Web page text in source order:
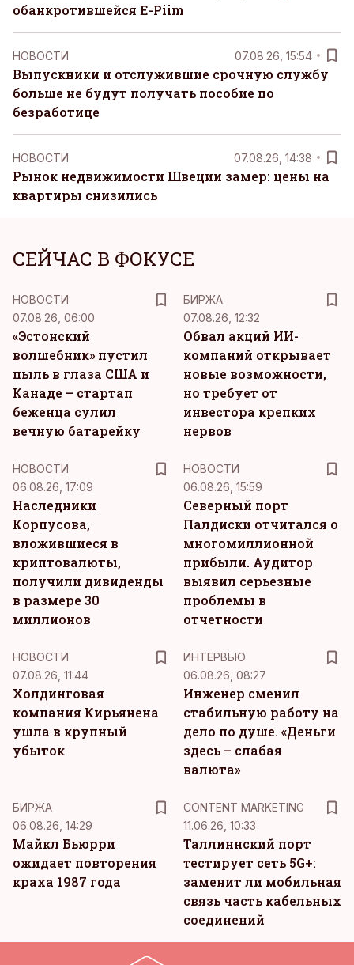
обанкротившейся E-Piim
НОВОСТИ 07.08.26, 15:54
Выпускники и отслужившие срочную службу
больше не будут получать пособие по
безработице
НОВОСТИ 07.08.26, 14:38
Рынок недвижимости Швеции замер: цены на
квартиры снизились
СЕЙЧАС В ФОКУСЕ
НОВОСТИ
07.08.26, 06:00
«Эстонский
волшебник» пустил
пыль в глаза США и
Канаде – стартап
беженца сулил
вечную батарейку
БИРЖА
07.08.26, 12:32
Обвал акций ИИ-
компаний открывает
новые возможности,
но требует от
инвестора крепких
нервов
НОВОСТИ
06.08.26, 17:09
Наследники
Корпусова,
вложившиеся в
криптовалюты,
получили дивиденды
в размере 30
миллионов
НОВОСТИ
06.08.26, 15:59
Северный порт
Палдиски отчитался о
многомиллионной
прибыли. Аудитор
выявил серьезные
проблемы в
отчетности
НОВОСТИ
07.08.26, 11:44
Холдинговая
компания Кирьянена
ушла в крупный
убыток
ИНТЕРВЬЮ
06.08.26, 08:27
Инженер сменил
стабильную работу на
дело по душе. «Деньги
здесь – слабая
валюта»
БИРЖА
06.08.26, 14:29
Майкл Бьюрри
ожидает повторения
краха 1987 года
CONTENT MARKETING
11.06.26, 10:33
Таллиннский порт
тестирует сеть 5G+:
заменит ли мобильная
связь часть кабельных
соединений